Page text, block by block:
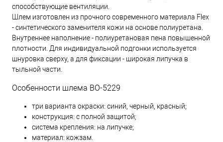
способствующие вентиляции.
Шлем изготовлен из прочного современного материала Flex
- синтетического заменителя кожи на основе полиуретана.
Внутреннее наполнение - полиуретановая пена повышенной
плотности. Для индивидуальной подгонки используется
шнуровка сверху, а для фиксации - широкая липучка в
тыльной части.
Особенности шлема BO-5229
три варианта окраски: синий, черный, красный;
конструкция: с полной защитой;
система крепления: на липучке;
материал: кожзам.